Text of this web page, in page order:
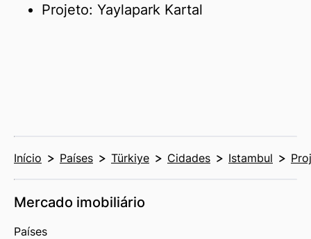
Projeto: Yaylapark Kartal
Início Países Türkiye Cidades Istambul
Mercado imobiliário
Países